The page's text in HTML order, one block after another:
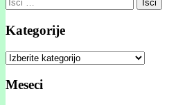
Kategorije
Kategorije
Meseci